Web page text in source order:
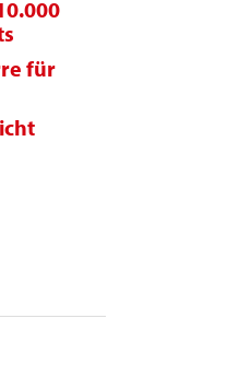
für